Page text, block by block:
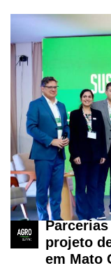
projeto
em Mato